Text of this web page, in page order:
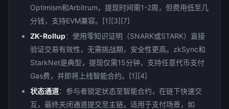
Optimism和Arbitrum，提现时间需1-2周，但费用低至几
分钱，支持EVM兼容。[1][3][7]
ZK-Rollup：使用零知识证明（SNARK或STARK）直接
验证交易有效性，无需挑战期，安全性更高。zkSync和
StarkNet是典型，提现仅需15分钟，支持任意代币支付
Gas费，并即将上线智能合约。[1][4]
状态通道：参与者锁定状态至智能合约，在链下快速交
互，最终关闭通道提交至主链。适用于支付场景，如